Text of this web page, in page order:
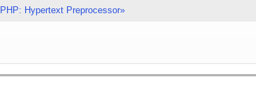
Hypertext Preprocessor»